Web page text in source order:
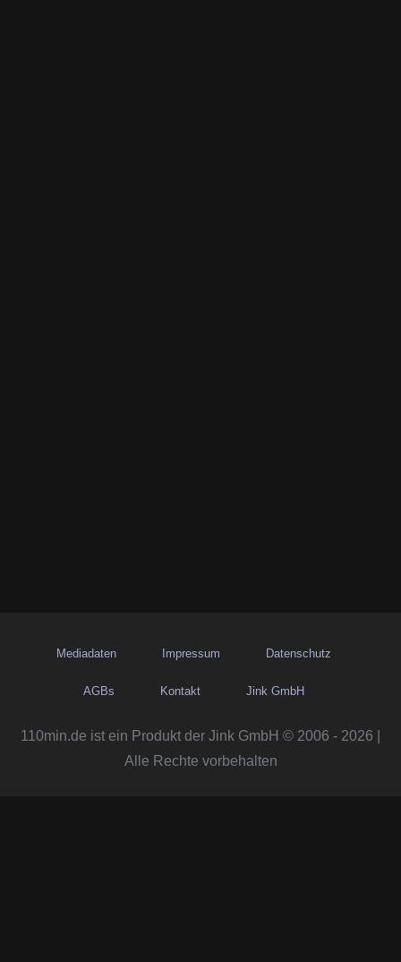
Mediadaten Impressum Datenschutz
AGBs Kontakt Jink GmbH
110min.de ist ein Produkt der Jink GmbH © 2006 - 2026 |
Alle Rechte vorbehalten